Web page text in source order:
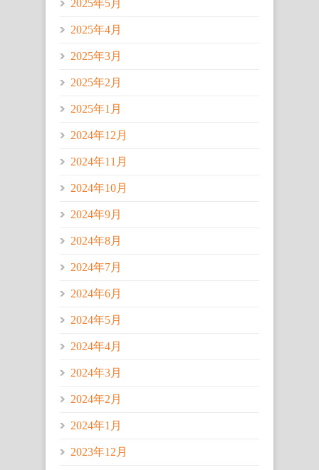
2025年5月
2025年4月
2025年3月
2025年2月
2025年1月
2024年12月
2024年11月
2024年10月
2024年9月
2024年8月
2024年7月
2024年6月
2024年5月
2024年4月
2024年3月
2024年2月
2024年1月
2023年12月